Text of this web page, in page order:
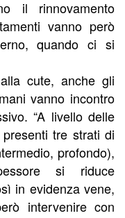
il rinnovamento
vanno però
quando ci si
cute, anche gli
vanno incontro
“A livello delle
tre strati di
profondo),
si riduce
in evidenza vene,
intervenire con